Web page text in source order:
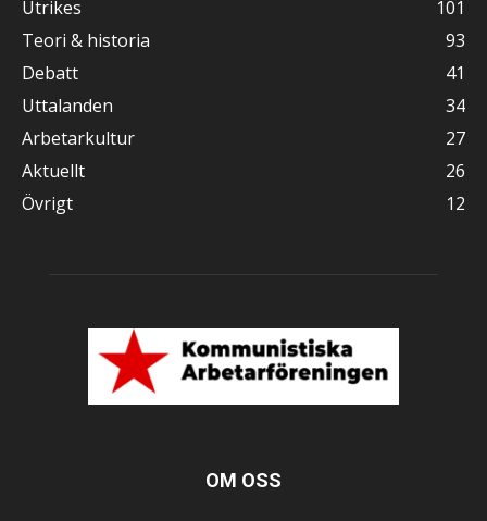
Utrikes
101
Teori & historia
93
Debatt
41
Uttalanden
34
Arbetarkultur
27
Aktuellt
26
Övrigt
12
OM OSS